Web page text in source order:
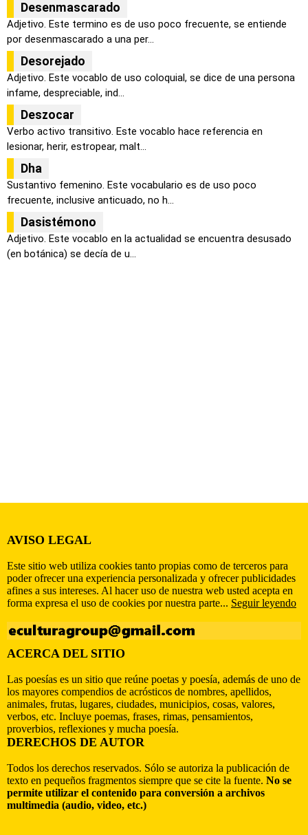
Desenmascarado
Adjetivo. Este termino es de uso poco frecuente, se entiende
por desenmascarado a una per...
Desorejado
Adjetivo. Este vocablo de uso coloquial, se dice de una persona
infame, despreciable, ind...
Deszocar
Verbo activo transitivo. Este vocablo hace referencia en
lesionar, herir, estropear, malt...
Dha
Sustantivo femenino. Este vocabulario es de uso poco
frecuente, inclusive anticuado, no h...
Dasistémono
Adjetivo. Este vocablo en la actualidad se encuentra desusado
(en botánica) se decía de u...
AVISO LEGAL
Este sitio web utiliza cookies tanto propias como de terceros para
poder ofrecer una experiencia personalizada y ofrecer publicidades
afines a sus intereses. Al hacer uso de nuestra web usted acepta en
forma expresa el uso de cookies por nuestra parte... Seguir leyendo
ACERCA DEL SITIO
Las poesías es un sitio que reúne poetas y poesía, además de uno de
los mayores compendios de acrósticos de nombres, apellidos,
animales, frutas, lugares, ciudades, municipios, cosas, valores,
verbos, etc. Incluye poemas, frases, rimas, pensamientos,
proverbios, reflexiones y mucha poesía.
DERECHOS DE AUTOR
Todos los derechos reservados. Sólo se autoriza la publicación de
texto en pequeños fragmentos siempre que se cite la fuente. No se
permite utilizar el contenido para conversión a archivos
multimedia (audio, video, etc.)